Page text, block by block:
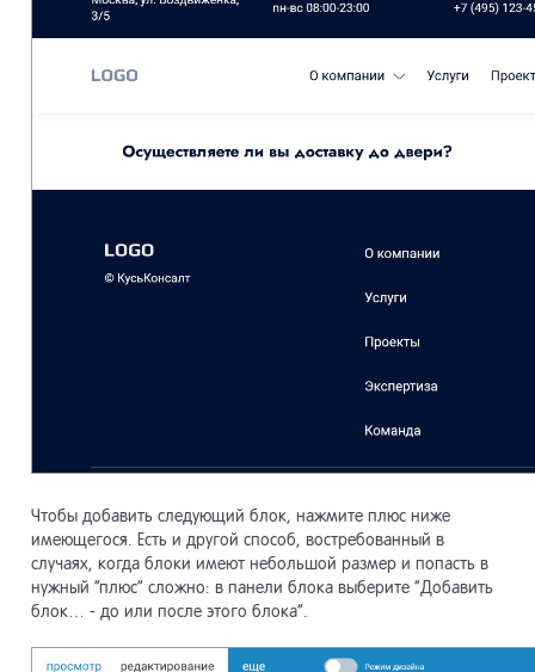
Чтобы добавить следующий блок, нажмите плюс ниже
имеющегося. Есть и другой способ, востребованный в
случаях, когда блоки имеют небольшой размер и попасть в
нужный “плюс” сложно: в панели блока выберите “Добавить
блок… - до или после этого блока”.